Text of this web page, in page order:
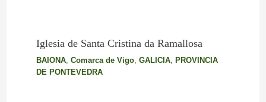
Iglesia de Santa Cristina da Ramallosa
BAIONA, Comarca de Vigo, GALICIA, PROVINCIA
DE PONTEVEDRA